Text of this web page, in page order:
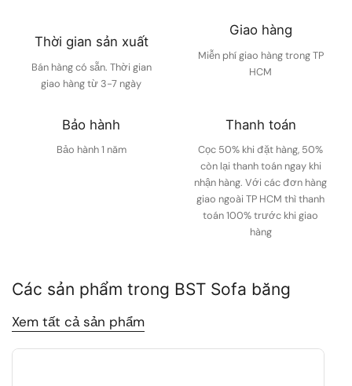
Thời gian sản xuất
Bán hàng có sẵn. Thời gian
giao hàng từ 3-7 ngày
Giao hàng
Miễn phí giao hàng trong TP
HCM
Bảo hành
Bảo hành 1 năm
Thanh toán
Cọc 50% khi đặt hàng, 50%
còn lại thanh toán ngay khi
nhận hàng. Với các đơn hàng
giao ngoài TP HCM thì thanh
toán 100% trước khi giao
hàng
Các sản phẩm trong BST Sofa băng
Xem tất cả sản phẩm